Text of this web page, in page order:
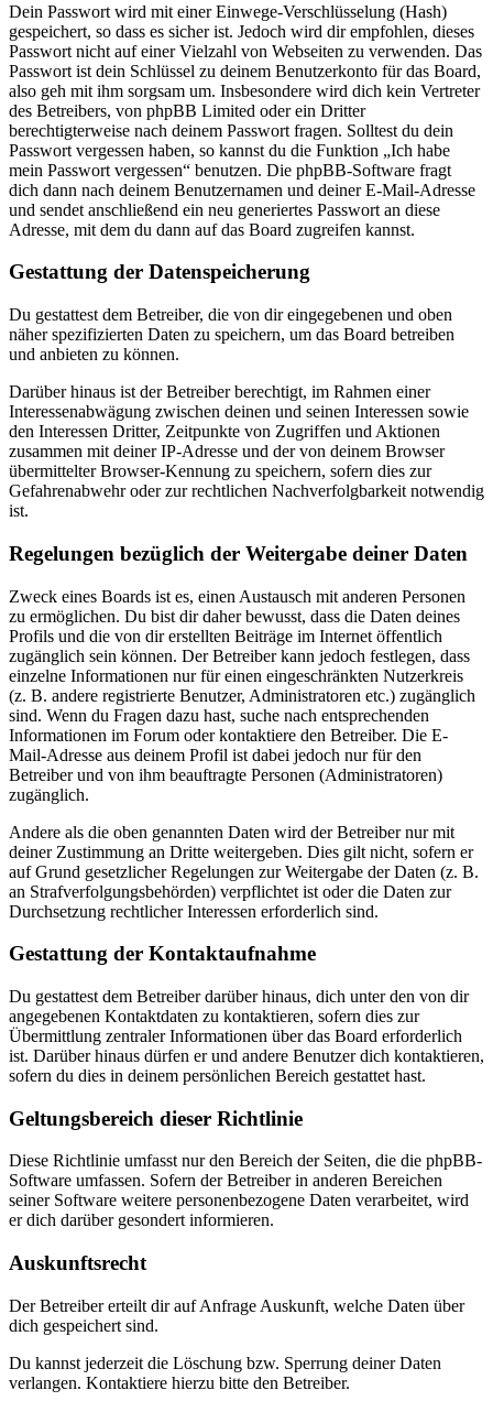
Dein Passwort wird mit einer Einwege-Verschlüsselung (Hash)
gespeichert, so dass es sicher ist. Jedoch wird dir empfohlen, dieses
Passwort nicht auf einer Vielzahl von Webseiten zu verwenden. Das
Passwort ist dein Schlüssel zu deinem Benutzerkonto für das Board,
also geh mit ihm sorgsam um. Insbesondere wird dich kein Vertreter
des Betreibers, von phpBB Limited oder ein Dritter
berechtigterweise nach deinem Passwort fragen. Solltest du dein
Passwort vergessen haben, so kannst du die Funktion „Ich habe
mein Passwort vergessen“ benutzen. Die phpBB-Software fragt
dich dann nach deinem Benutzernamen und deiner E-Mail-Adresse
und sendet anschließend ein neu generiertes Passwort an diese
Adresse, mit dem du dann auf das Board zugreifen kannst.
Gestattung der Datenspeicherung
Du gestattest dem Betreiber, die von dir eingegebenen und oben
näher spezifizierten Daten zu speichern, um das Board betreiben
und anbieten zu können.
Darüber hinaus ist der Betreiber berechtigt, im Rahmen einer
Interessenabwägung zwischen deinen und seinen Interessen sowie
den Interessen Dritter, Zeitpunkte von Zugriffen und Aktionen
zusammen mit deiner IP-Adresse und der von deinem Browser
übermittelter Browser-Kennung zu speichern, sofern dies zur
Gefahrenabwehr oder zur rechtlichen Nachverfolgbarkeit notwendig
ist.
Regelungen bezüglich der Weitergabe deiner Daten
Zweck eines Boards ist es, einen Austausch mit anderen Personen
zu ermöglichen. Du bist dir daher bewusst, dass die Daten deines
Profils und die von dir erstellten Beiträge im Internet öffentlich
zugänglich sein können. Der Betreiber kann jedoch festlegen, dass
einzelne Informationen nur für einen eingeschränkten Nutzerkreis
(z. B. andere registrierte Benutzer, Administratoren etc.) zugänglich
sind. Wenn du Fragen dazu hast, suche nach entsprechenden
Informationen im Forum oder kontaktiere den Betreiber. Die E-
Mail-Adresse aus deinem Profil ist dabei jedoch nur für den
Betreiber und von ihm beauftragte Personen (Administratoren)
zugänglich.
Andere als die oben genannten Daten wird der Betreiber nur mit
deiner Zustimmung an Dritte weitergeben. Dies gilt nicht, sofern er
auf Grund gesetzlicher Regelungen zur Weitergabe der Daten (z. B.
an Strafverfolgungsbehörden) verpflichtet ist oder die Daten zur
Durchsetzung rechtlicher Interessen erforderlich sind.
Gestattung der Kontaktaufnahme
Du gestattest dem Betreiber darüber hinaus, dich unter den von dir
angegebenen Kontaktdaten zu kontaktieren, sofern dies zur
Übermittlung zentraler Informationen über das Board erforderlich
ist. Darüber hinaus dürfen er und andere Benutzer dich kontaktieren,
sofern du dies in deinem persönlichen Bereich gestattet hast.
Geltungsbereich dieser Richtlinie
Diese Richtlinie umfasst nur den Bereich der Seiten, die die phpBB-
Software umfassen. Sofern der Betreiber in anderen Bereichen
seiner Software weitere personenbezogene Daten verarbeitet, wird
er dich darüber gesondert informieren.
Auskunftsrecht
Der Betreiber erteilt dir auf Anfrage Auskunft, welche Daten über
dich gespeichert sind.
Du kannst jederzeit die Löschung bzw. Sperrung deiner Daten
verlangen. Kontaktiere hierzu bitte den Betreiber.